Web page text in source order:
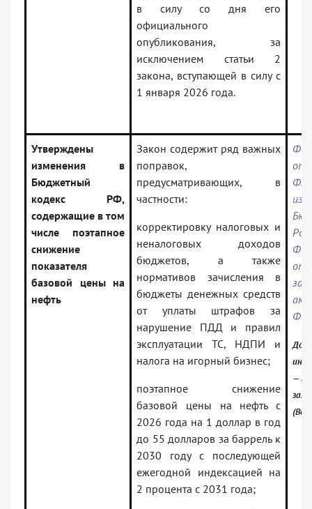
в силу со дня его
официального
опубликования, за
исключением статьи 2
закона, вступающей в силу с
1 января 2026 года.
Утверждены
изменения в
Бюджетный
кодекс РФ,
содержащие в том
числе поэтапное
снижение
показателя
базовой цены на
нефть
Закон содержит ряд важных
поправок,
предусматривающих, в
частности:
корректировку налоговых и
неналоговых доходов
бюджетов, а также
нормативов зачисления в
бюджеты денежных средств
от уплаты штрафов за
нарушение ПДД и правил
эксплуатации ТС, НДПИ и
налога на игорный бизнес;
поэтапное снижение
базовой цены на нефть с
2026 года на 1 доллар в год
до 55 долларов за баррель к
2030 году с последующей
ежегодной индексацией на
2 процента с 2031 года;
от
ФЗ
—